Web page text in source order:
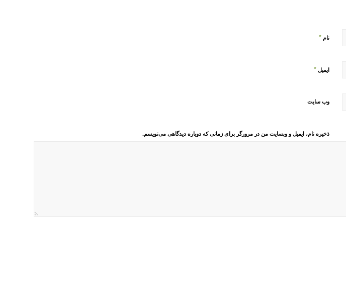
نام *
ایمیل *
وب‌ سایت
ذخیره نام، ایمیل و وبسایت من در مرورگر برای زمانی که دوباره دیدگاهی می‌نویسم.